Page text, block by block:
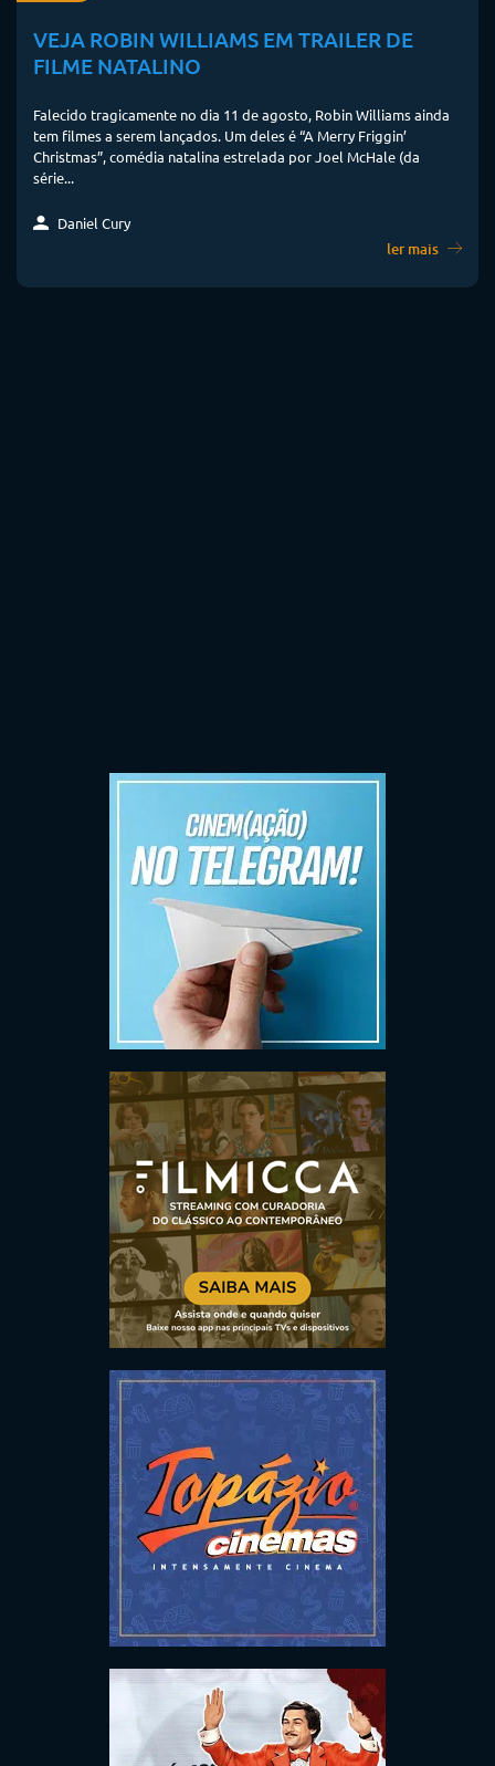
VEJA ROBIN WILLIAMS EM TRAILER DE
FILME NATALINO
Falecido tragicamente no dia 11 de agosto, Robin Williams ainda
tem filmes a serem lançados. Um deles é “A Merry Friggin’
Christmas”, comédia natalina estrelada por Joel McHale (da
série...
Daniel Cury
ler mais